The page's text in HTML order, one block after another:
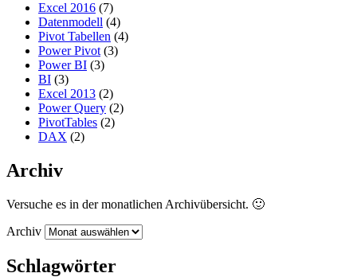
Excel 2016 (7)
Datenmodell (4)
Pivot Tabellen (4)
Power Pivot (3)
Power BI (3)
BI (3)
Excel 2013 (2)
Power Query (2)
PivotTables (2)
DAX (2)
Archiv
Versuche es in der monatlichen Archivübersicht. 🙂
Archiv
Schlagwörter